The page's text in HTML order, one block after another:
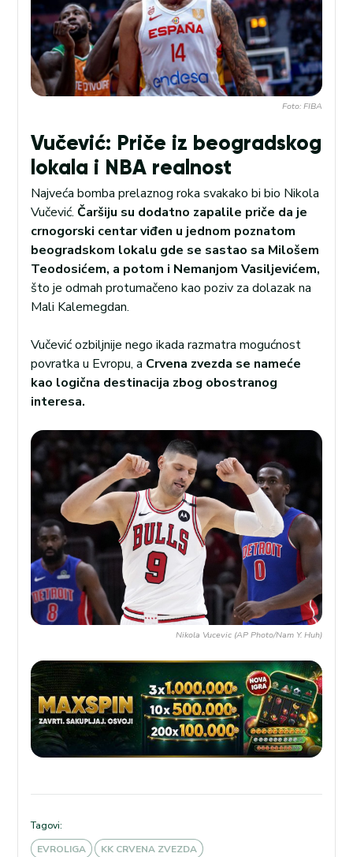
Foto: FIBA
Vučević: Priče iz beogradskog
lokala i NBA realnost
Najveća bomba prelaznog roka svakako bi bio Nikola
Vučević. Čaršiju su dodatno zapalile priče da je
crnogorski centar viđen u jednom poznatom
beogradskom lokalu gde se sastao sa Milošem
Teodosićem, a potom i Nemanjom Vasiljevićem,
što je odmah protumačeno kao poziv za dolazak na
Mali Kalemegdan.
Vučević ozbiljnije nego ikada razmatra mogućnost
povratka u Evropu, a Crvena zvezda se nameće
kao logična destinacija zbog obostranog
interesa.
Nikola Vucevic (AP Photo/Nam Y. Huh)
Tagovi:
EVROLIGA
KK CRVENA ZVEZDA